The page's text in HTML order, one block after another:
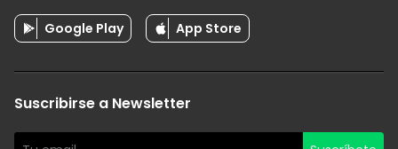
Google Play App Store
Suscribirse a Newsletter